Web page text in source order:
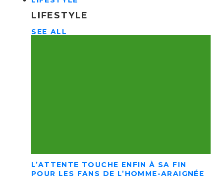
LIFESTYLE
SEE ALL
L’ATTENTE TOUCHE ENFIN À SA FIN
POUR LES FANS DE L’HOMME-ARAIGNÉE